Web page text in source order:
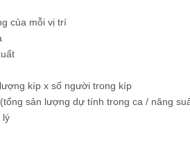
của mỗi vị trí
kíp x số người trong kíp
sản lượng dự tính trong ca / năng
lý